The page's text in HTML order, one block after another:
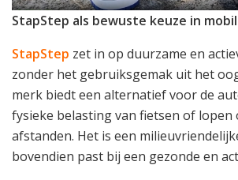
StapStep als bewuste keuze in
StapStep zet in op duurzame en
zonder het gebruiksgemak uit het
merk biedt een alternatief voor de
fysieke belasting van fietsen of lopen
afstanden. Het is een
bovendien past bij een gezonde en